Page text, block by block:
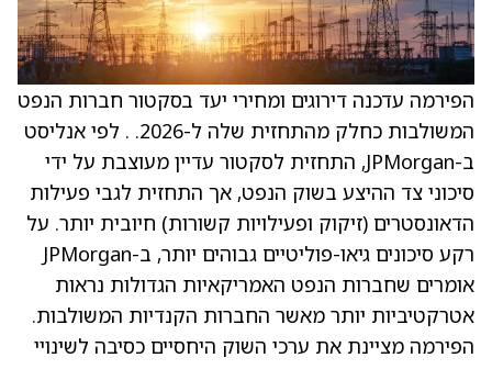
הפירמה עדכנה דירוגים ומחירי יעד בסקטור חברות הנפט
המשולבות כחלק מהתחזית שלה ל-2026. . לפי אנליסט
ב-JPMorgan, התחזית לסקטור עדיין מעוצבת על ידי
סיכוני צד ההיצע בשוק הנפט, אך התחזית לגבי פעילות
הדאונסטרים (זיקוק ופעילויות קשורות) חיובית יותר. על
רקע סיכונים גיאו-פוליטיים גבוהים יותר, ב-JPMorgan
אומרים שחברות הנפט האמריקאיות הגדולות נראות
אטרקטיביות יותר מאשר החברות הקנדיות המשולבות.
הפירמה מציינת את ערכי השוק היחסיים כסיבה לשינויי